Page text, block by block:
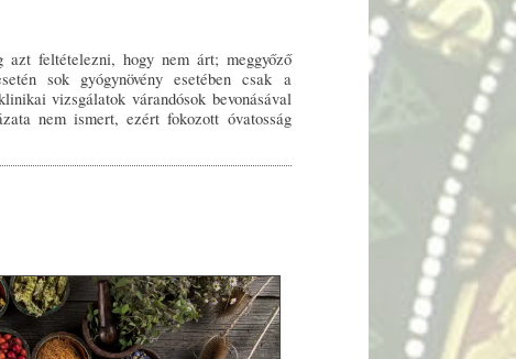
azt feltételezni, hogy nem árt; meggyőző
sok gyógynövény esetében csak a
vizsgálatok várandósok bevonásával
nem ismert, ezért fokozott óvatosság